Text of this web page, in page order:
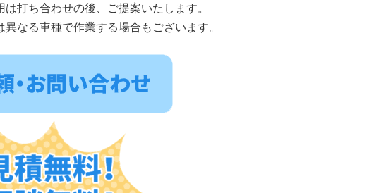
打ち合わせの後、ご提案いたします。
なる車種で作業する場合もございます。